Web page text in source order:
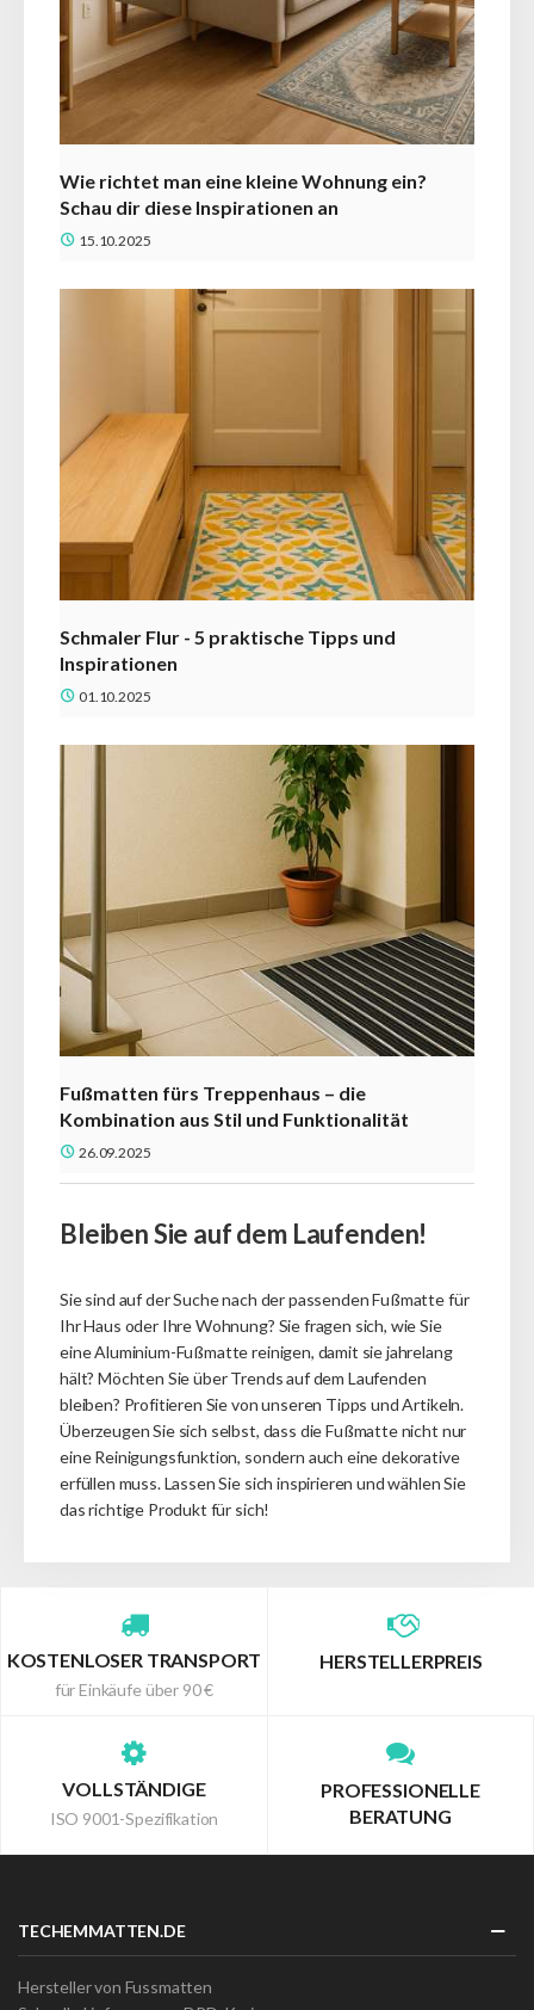
Wie richtet man eine kleine Wohnung ein?
Schau dir diese Inspirationen an
15.10.2025
Schmaler Flur - 5 praktische Tipps und
Inspirationen
01.10.2025
Fußmatten fürs Treppenhaus – die
Kombination aus Stil und Funktionalität
26.09.2025
Bleiben Sie auf dem Laufenden!
Sie sind auf der Suche nach der passenden Fußmatte für
Ihr Haus oder Ihre Wohnung? Sie fragen sich, wie Sie
eine Aluminium-Fußmatte reinigen, damit sie jahrelang
hält? Möchten Sie über Trends auf dem Laufenden
bleiben? Profitieren Sie von unseren Tipps und Artikeln.
Überzeugen Sie sich selbst, dass die Fußmatte nicht nur
eine Reinigungsfunktion, sondern auch eine dekorative
erfüllen muss.Lassen Sie sich inspirieren und wählen Sie
das richtige Produkt für sich!
KOSTENLOSER TRANSPORT
für Einkäufe über 90 €
HERSTELLERPREIS
VOLLSTÄNDIGE
ISO 9001-Spezifikation
PROFESSIONELLE
BERATUNG
TECHEMMATTEN.DE
Hersteller von Fussmatten